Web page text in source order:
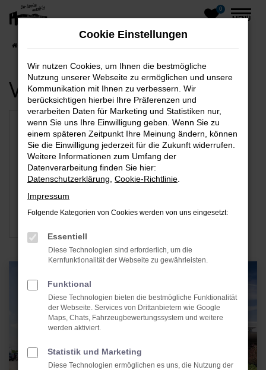
Zum
Hauptinhalt
springen
0
MENÜ
Verfügbare Marken
Cookie Einstellungen
Wir nutzen Cookies, um Ihnen die bestmögliche
Nutzung unserer Webseite zu ermöglichen und unsere
Kommunikation mit Ihnen zu verbessern. Wir
berücksichtigen hierbei Ihre Präferenzen und
verarbeiten Daten für Marketing und Statistiken nur,
wenn Sie uns Ihre Einwilligung geben. Wenn Sie zu
einem späteren Zeitpunkt Ihre Meinung ändern, können
Sie die Einwilligung jederzeit für die Zukunft widerrufen.
Weitere Informationen zum Umfang der
Datenverarbeitung finden Sie hier:
Datenschutzerklärung Cookie-Richtlinie
Impressum
Folgende Kategorien von Cookies werden von uns eingesetzt:
Essentiell
Diese Technologien sind erforderlich, um die
Kernfunktionalität der Webseite zu gewährleisten.
Funktional
Diese Technologien bieten die bestmögliche Funktionalität
der Webseite. Services von Drittanbietern wie Google
Maps, Chats, Fahrzeugbewertungssystem und weitere
werden aktiviert.
Statistik und Marketing
Diese Technologien ermöglichen es uns, die Nutzung der